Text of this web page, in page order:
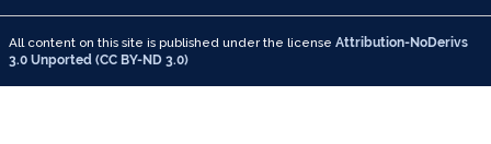
All content on this site is published under the license Attribution-NoDerivs
3.0 Unported (CC BY-ND 3.0)